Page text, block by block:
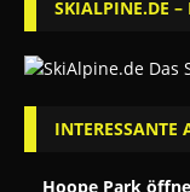
SKIALPINE.DE
INTERESSANTE
Hoope Park